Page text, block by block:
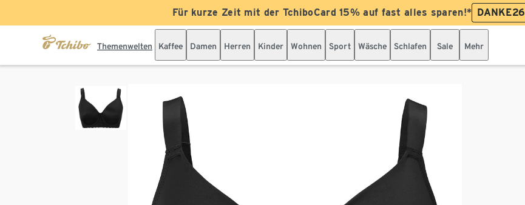
Für kurze Zeit mit der TchiboCard 15% auf fast alles sparen!* DANKE26
Themenwelten Kaffee Damen Herren Kinder Wohnen Sport Wäsche Schlafen Sale Mehr